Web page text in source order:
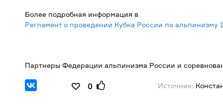
Более подробная информация в
Регламент о проведении Кубка России по альпинизму
Партнеры Федерации альпинизма России и
0 Источник: